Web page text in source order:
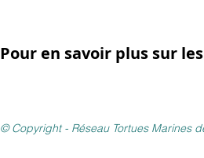
Pour en savoir plus sur
© Copyright - Réseau Tortues Marines